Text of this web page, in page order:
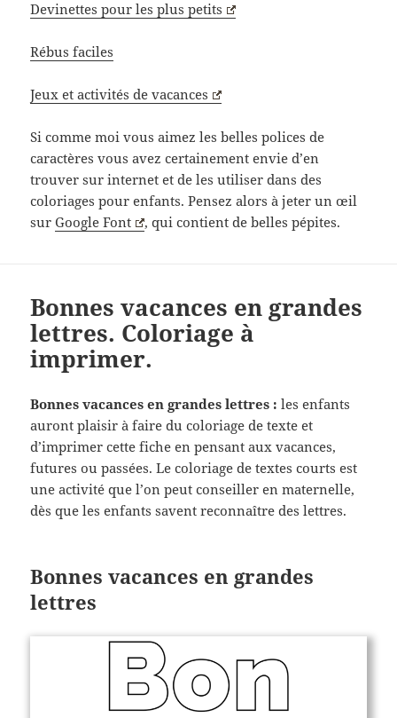
Devinettes pour les plus petits
Rébus faciles
Jeux et activités de vacances
Si comme moi vous aimez les belles polices de
caractères vous avez certainement envie d’en
trouver sur internet et de les utiliser dans des
coloriages pour enfants. Pensez alors à jeter un œil
surGoogle Font , qui contient de belles pépites.
Bonnes vacances en grandes
lettres. Coloriage à
imprimer.
Bonnes vacances en grandes lettres : les enfants
auront plaisir à faire du coloriage de texte et
d’imprimer cette fiche en pensant aux vacances,
futures ou passées. Le coloriage de textes courts est
une activité que l’on peut conseiller en maternelle,
dès que les enfants savent reconnaître des lettres.
Bonnes vacances en grandes
lettres